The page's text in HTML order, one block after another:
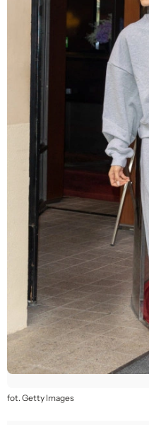
fot. Getty Images